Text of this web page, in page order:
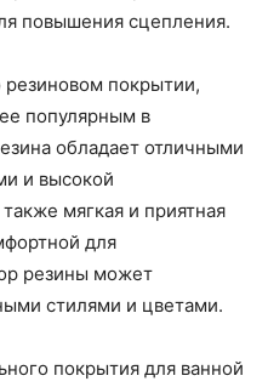
повышения сцепления.
резиновом покрытии,
популярным в
обладает отличными
и высокой
мягкая и приятная
для
резины может
стилями и цветами.
покрытия для ванной